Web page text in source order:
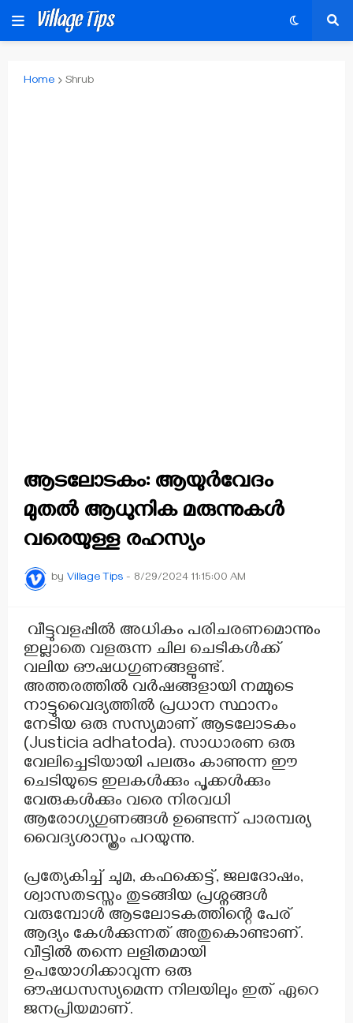
Home Shrub
ആടലോടകം: ആയുർവേദം
മുതൽ ആധുനിക മരുന്നുകൾ
വരെയുള്ള രഹസ്യം
by Village Tips - 8/29/2024 11:15:00 AM
വീട്ടുവളപ്പിൽ അധികം പരിചരണമൊന്നും
ഇല്ലാതെ വളരുന്ന ചില ചെടികൾക്ക്
വലിയ ഔഷധഗുണങ്ങളുണ്ട്.
അത്തരത്തിൽ വർഷങ്ങളായി നമ്മുടെ
നാട്ടുവൈദ്യത്തിൽ പ്രധാന സ്ഥാനം
നേടിയ ഒരു സസ്യമാണ് ആടലോടകം
(Justicia adhatoda). സാധാരണ ഒരു
വേലിച്ചെടിയായി പലരും കാണുന്ന ഈ
ചെടിയുടെ ഇലകൾക്കും പൂക്കൾക്കും
വേരുകൾക്കും വരെ നിരവധി
ആരോഗ്യഗുണങ്ങൾ ഉണ്ടെന്ന് പാരമ്പര്യ
വൈദ്യശാസ്ത്രം പറയുന്നു.
പ്രത്യേകിച്ച് ചുമ, കഫക്കെട്ട്, ജലദോഷം,
ശ്വാസതടസ്സം തുടങ്ങിയ പ്രശ്നങ്ങൾ
വരുമ്പോൾ ആടലോടകത്തിന്റെ പേര്
ആദ്യം കേൾക്കുന്നത് അതുകൊണ്ടാണ്.
വീട്ടിൽ തന്നെ ലളിതമായി
ഉപയോഗിക്കാവുന്ന ഒരു
ഔഷധസസ്യമെന്ന നിലയിലും ഇത് ഏറെ
ജനപ്രിയമാണ്.